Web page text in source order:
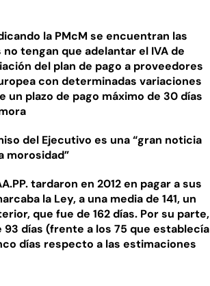
la PMcM se encuentran las
tengan que adelantar el IVA de
del plan de pago a proveedores
con determinadas variaciones
plazo de pago máximo de 30 días
del Ejecutivo es una “gran noticia
morosidad”
tardaron en 2012 en pagar a sus
la Ley, a una media de 141, un
que fue de 162 días. Por su parte,
días (frente a los 75 que establecía
días respecto a las estimaciones